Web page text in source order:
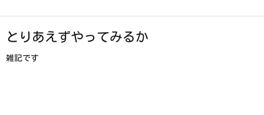
とりあえずやってみるか
雑記です